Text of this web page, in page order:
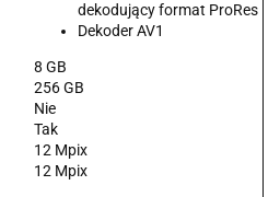
dekodujący format ProRes
Dekoder AV1
8 GB
256 GB
Nie
Tak
12 Mpix
12 Mpix